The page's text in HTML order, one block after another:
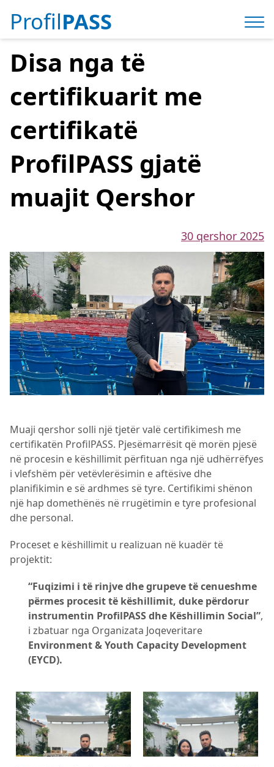
ProfilPASS
Disa nga të
certifikuarit me
certifikatë
ProfilPASS gjatë
muajit Qershor
30 qershor 2025
Muaji qershor solli një tjetër valë certifikimesh me
certifikatën ProfilPASS. Pjesëmarrësit që morën pjesë
në procesin e këshillimit përfituan nga një udhërrëfyes
i vlefshëm për vetëvlerësimin e aftësive dhe
planifikimin e së ardhmes së tyre. Certifikimi shënon
një hap domethënës në rrugëtimin e tyre profesional
dhe personal.
Proceset e këshillimit u realizuan në kuadër të
projektit:
“Fuqizimi i të rinjve dhe grupeve të cenueshme
përmes procesit të këshillimit, duke përdorur
instrumentin ProfilPASS dhe Këshillimin Social”,
i zbatuar nga Organizata Joqeveritare
Environment & Youth Capacity Development
(EYCD).